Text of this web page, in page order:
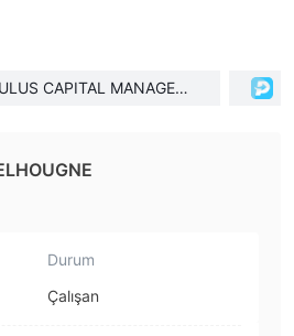
CAPITAL MANAGEME
Durum
Çalışan